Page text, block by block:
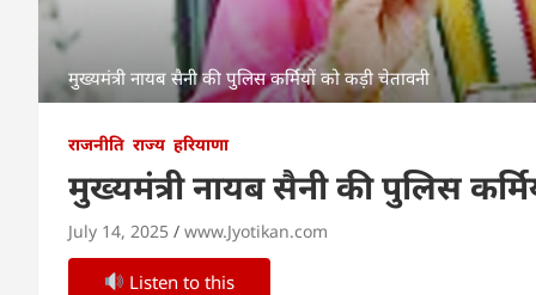
मुख्यमंत्री नायब सैनी की पुलिस कर्मियों को कड़ी चेतावनी
राजनीति राज्य हरियाणा
मुख्यमंत्री नायब सैनी की पुलिस
July 14, 2025 www.Jyotikan.com
Listen to this